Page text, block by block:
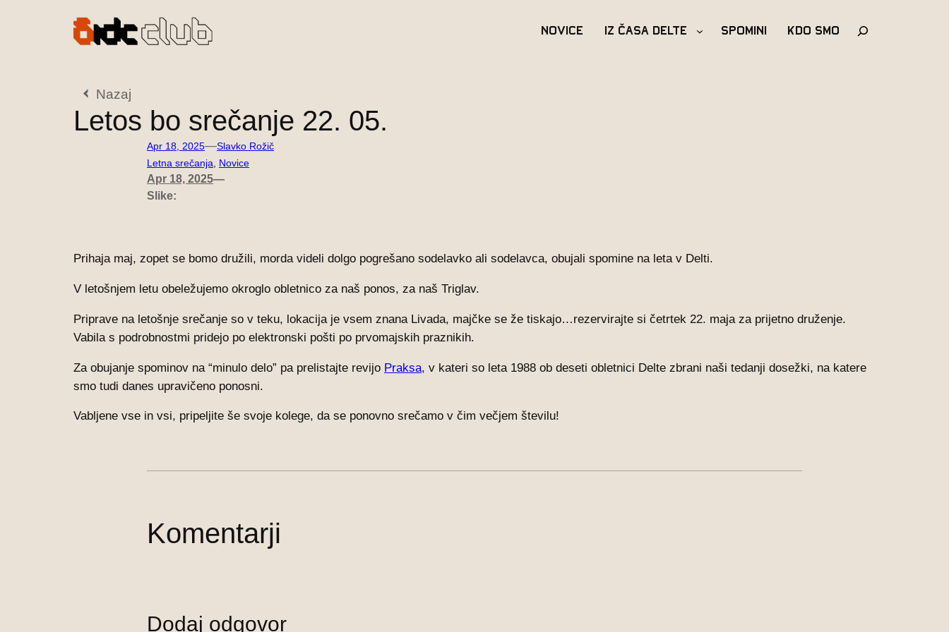
Novice Iz časa Delte Spomini Kdo Smo Išči
Nazaj
Letos bo srečanje 22. 05.
Apr 18, 2025—Slavko Rožič
Letna srečanja
Novice
Apr 18, 2025—
Slike:
Prihaja maj, zopet se bomo družili, morda videli dolgo pogrešano sodelavko ali sodelavca, obujali spomine na leta v Delti.
V letošnjem letu obeležujemo okroglo obletnico za naš ponos, za naš Triglav.
Priprave na letošnje srečanje so v teku, lokacija je vsem znana Livada, majčke se že tiskajo…rezervirajte si četrtek 22. maja za prijetno druženje.
Vabila s podrobnostmi pridejo po elektronski pošti po prvomajskih praznikih.
Za obujanje spominov na “minulo delo” pa prelistajte revijo Praksa, v kateri so leta 1988 ob deseti obletnici Delte zbrani naši tedanji dosežki, na katere
smo tudi danes upravičeno ponosni.
Vabljene vse in vsi, pripeljite še svoje kolege, da se ponovno srečamo v čim večjem številu!
Komentarji
Dodaj odgovor